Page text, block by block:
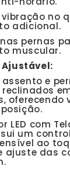
vibração no
adicional.
pernas
muscular.
Ajustável:
assento e
reclinados
oferecendo
LED com
um
ao
ajuste das